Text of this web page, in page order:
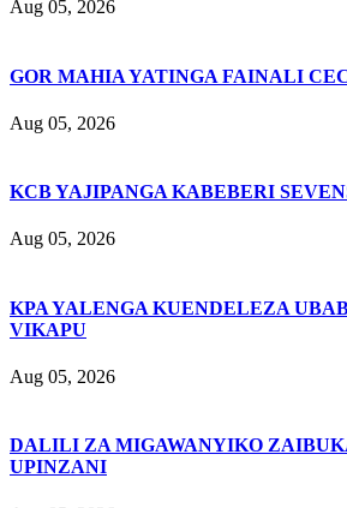
Aug 05, 2026
GOR MAHIA YATINGA FAINALI
Aug 05, 2026
KCB YAJIPANGA KABEBERI
Aug 05, 2026
KPA YALENGA KUENDELEZA
VIKAPU
Aug 05, 2026
DALILI ZA MIGAWANYIKO
UPINZANI